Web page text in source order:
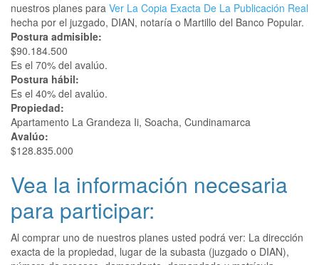
nuestros planes para Ver La Copia Exacta De La Publicación Real
hecha por el juzgado, DIAN, notaría o Martillo del Banco Popular.
Postura admisible:
$90.184.500
Es el 70% del avalúo.
Postura hábil:
Es el 40% del avalúo.
Propiedad:
Apartamento La Grandeza Ii, Soacha, Cundinamarca
Avalúo:
$128.835.000
Vea la información necesaria
para participar:
Al comprar uno de nuestros planes usted podrá ver: La dirección
exacta de la propiedad, lugar de la subasta (juzgado o DIAN),